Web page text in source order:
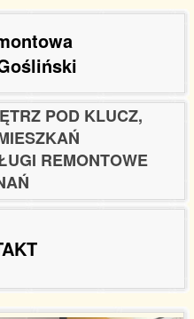
POD KLUCZ,
REMONTOWE